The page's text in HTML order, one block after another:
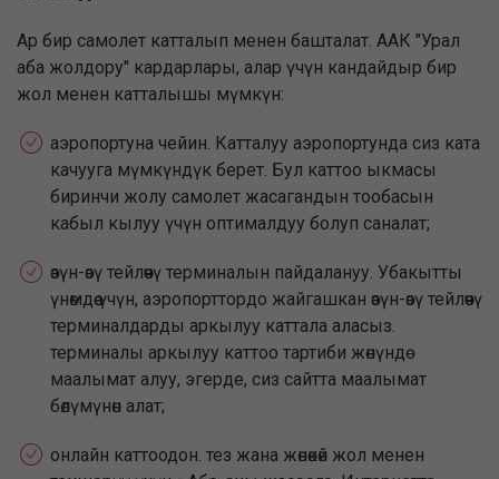
Ар бир самолет катталып менен башталат. ААК "Урал
аба жолдору" кардарлары, алар үчүн кандайдыр бир
жол менен катталышы мүмкүн:
аэропортуна чейин. Катталуу аэропортунда сиз ката
качууга мүмкүндүк берет. Бул каттоо ыкмасы
биринчи жолу самолет жасагандын тообасын
кабыл кылуу үчүн оптималдуу болуп саналат;
өзүн-өзү тейлөөчү терминалын пайдалануу. Убакытты
үнөмдөө үчүн, аэропорттордо жайгашкан өзүн-өзү тейлөөчү
терминалдарды аркылуу каттала аласыз.
терминалы аркылуу каттоо тартиби жөнүндө
маалымат алуу, эгерде, сиз сайтта маалымат
бөлүмүнөн алат;
онлайн каттоодон. тез жана жөнөкөй жол менен